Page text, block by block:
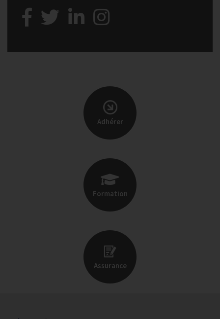
Adhérer
Formation
Assurance